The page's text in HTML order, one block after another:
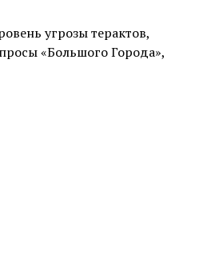
угрозы терактов,
«Большого Города»,